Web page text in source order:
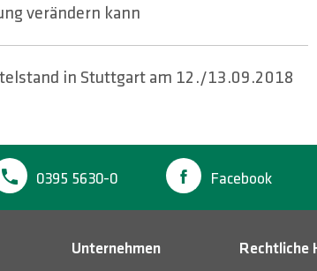
verändern kann
in Stuttgart am 12./13.09.2018
0395 5630-0 Facebook
Unternehmen Rechtliche